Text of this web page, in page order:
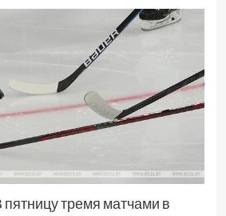
пятницу тремя матчами в